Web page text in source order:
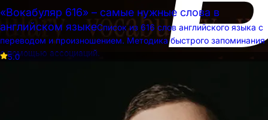
5.0
«Вокабуляр 616» – самые нужные слова в
английском языкеСписок из 616 слов английского языка с
переводом и произношением. Методика быстрого запоминания
с помощью ассоциаций.